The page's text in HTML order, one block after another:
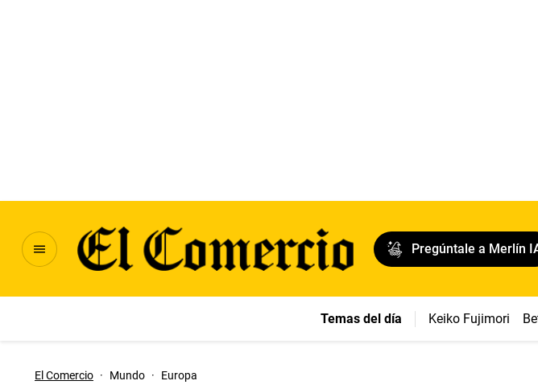
Pregúntale a Merlín
Temas del día Keiko Fujimori
El Comercio · Mundo · Europa